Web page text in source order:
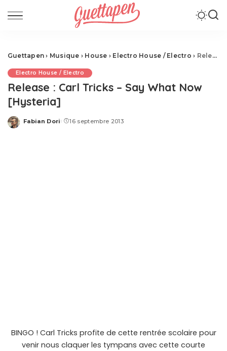
Guettapen › Musique › House › Electro House / Electro › Release : Carl Tricks – Say What Now [Hysteria]
Electro House / Electro
Release : Carl Tricks – Say What Now
[Hysteria]
Posted
Fabian Dori 16 septembre 2013
BINGO ! Carl Tricks profite de cette rentrée scolaire pour
venir nous claquer les tympans avec cette courte